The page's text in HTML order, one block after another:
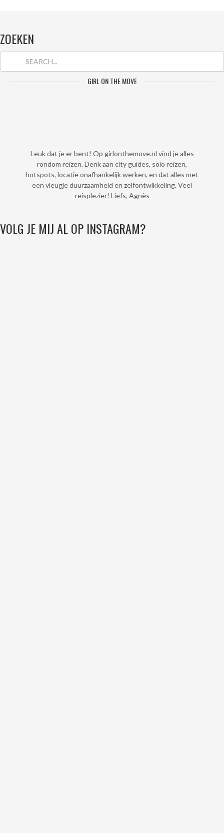
ZOEKEN
GIRL ON THE MOVE
Leuk dat je er bent! Op girlonthemove.nl vind je alles
rondom reizen. Denk aan city guides, solo reizen,
hotspots, locatie onafhankelijk werken, en dat alles met
een vleugje duurzaamheid en zelfontwikkeling. Veel
reisplezier! Liefs, Agnès
VOLG JE MIJ AL OP INSTAGRAM?